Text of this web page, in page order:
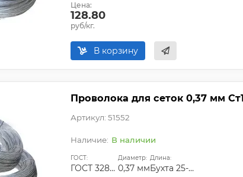
Цена:
128.80
руб/кг.
В корзину
Проволока для сеток 0,37 мм
Артикул: 51552
В наличии
ГОСТ:
ГОСТ 3282-74
Диаметр:
0,37 мм
Длина:
Бухта 25-50 кг